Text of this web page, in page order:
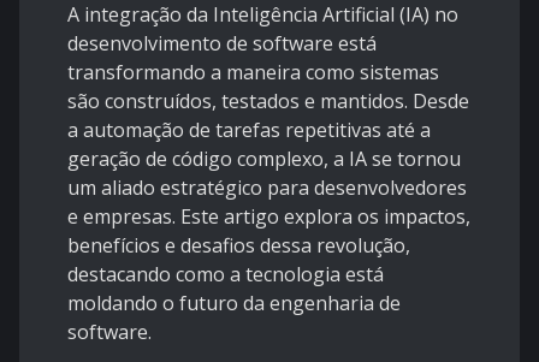
A integração da Inteligência Artificial (IA) no
desenvolvimento de software está
transformando a maneira como sistemas
são construídos, testados e mantidos. Desde
a automação de tarefas repetitivas até a
geração de código complexo, a IA se tornou
um aliado estratégico para desenvolvedores
e empresas. Este artigo explora os impactos,
benefícios e desafios dessa revolução,
destacando como a tecnologia está
moldando o futuro da engenharia de
software.